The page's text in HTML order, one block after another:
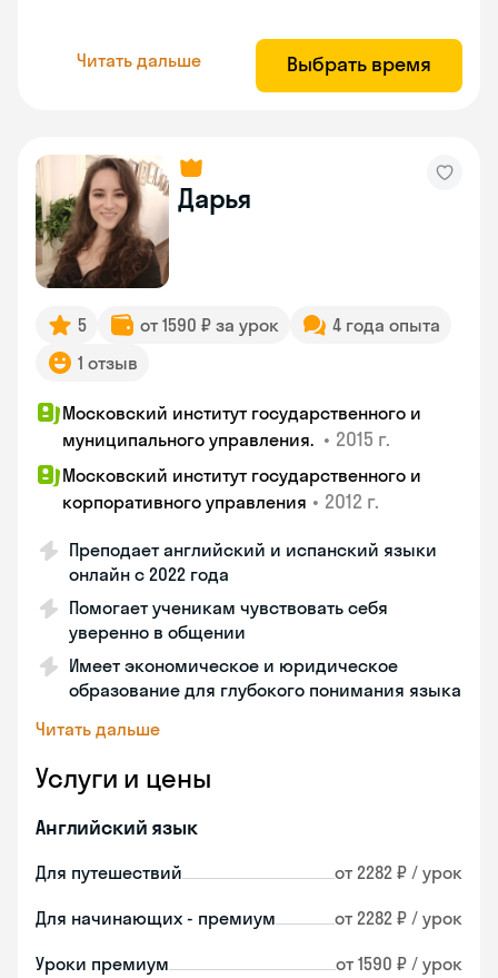
Читать дальше Выбрать время
Дарья
5 от 1590 ₽ за урок
4 года опыта
1 отзыв
Московский институт государственного и
муниципального управления. • 2015 г.
Московский институт государственного и
корпоративного управления • 2012 г.
Преподает английский и испанский языки
онлайн с 2022 года
Помогает ученикам чувствовать себя
уверенно в общении
Имеет экономическое и юридическое
образование для глубокого понимания языка
Читать дальше
Услуги и цены
Английский язык
Для путешествий от 2282 ₽ / урок
Для начинающих - премиум от 2282 ₽ / урок
Уроки премиум от 1590 ₽ / урок